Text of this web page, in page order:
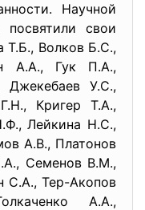
Научной
посвятили свои
Т.Б., Волков Б.С.,
А.А., Гук П.А.,
У.С.,
Кригер Т.А.,
Лейкина Н.С.,
А.В., Платонов
Семенов В.М.,
С.А., Тер-Акопов
А.А.,